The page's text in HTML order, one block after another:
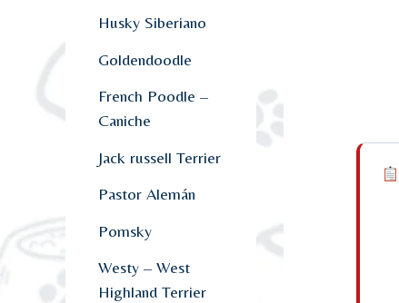
Husky Siberiano
Goldendoodle
French Poodle –
Caniche
Jack russell Terrier
Pastor Alemán
Pomsky
Westy – West
Highland Terrier